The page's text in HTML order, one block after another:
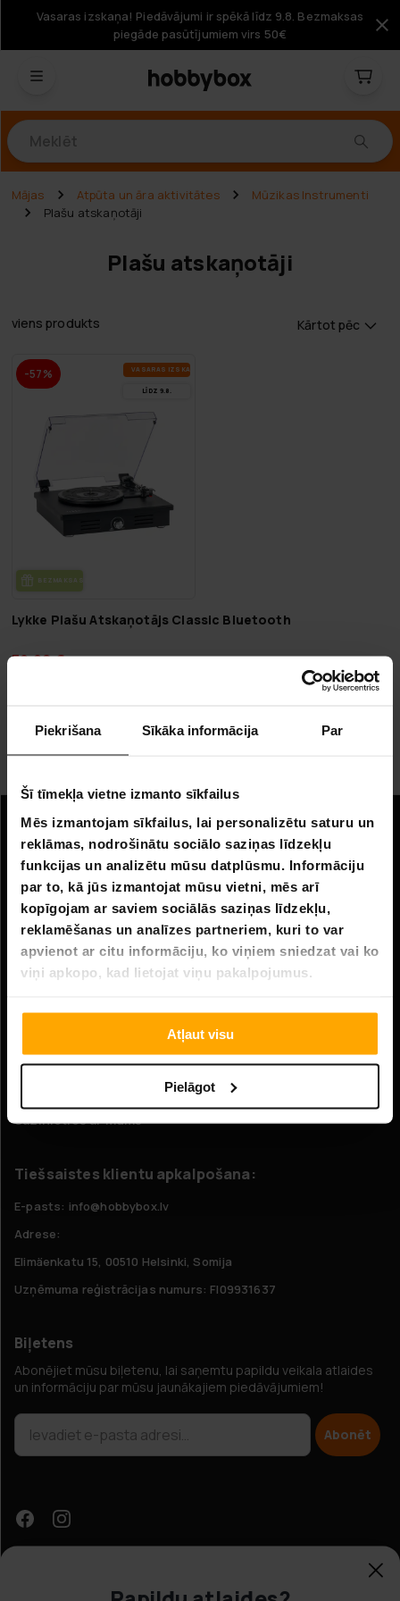
Piekrišana Sīkāka informācija Par
Šī tīmekļa vietne izmanto sīkfailus
Mēs izmantojam sīkfailus, lai personalizētu saturu un
reklāmas, nodrošinātu sociālo saziņas līdzekļu
funkcijas un analizētu mūsu datplūsmu. Informāciju
par to, kā jūs izmantojat mūsu vietni, mēs arī
kopīgojam ar saviem sociālās saziņas līdzekļu,
reklamēšanas un analīzes partneriem, kuri to var
apvienot ar citu informāciju, ko viņiem sniedzat vai ko
viņi apkopo, kad lietojat viņu pakalpojumus.
Atļaut visu
Pielāgot
Vasaras izskaņa! Piedāvājumi ir spēkā līdz 9.8. Bezmaksas
piegāde pasūtījumiem virs 50€
Mājas Atpūta un āra aktivitātes
Mūzikas Instrumenti
Plašu atskaņotāji
Plašu atskaņotāji
viens produkts Kārtot pēc
-57% VA­SA­RAS IZ­SKA­ŅA
LĪDZ 9.8.
BEZ­MAK­SAS PIE­GĀ­DE
Lykke Plašu Atskaņotājs Classic Bluetooth
79,90 €
Lapa 1 no 1
Plašu atskaņotāji
Informācija
Uzņēmuma informācija
Par mums
Klientu apkalpošana
Atgriešana
Sazinieties ar mums
Tiešsaistes klientu apkalpošana:
E-pasts: info@hobbybox.lv
Adrese:
Elimäenkatu 15, 00510 Helsinki, Somija
Uzņēmuma reģistrācijas numurs: FI09931637
Biļetens
Abonējiet mūsu biļetenu, lai saņemtu papildu veikala atlaides
un informāciju par mūsu jaunākajiem piedāvājumiem!
Abonēt